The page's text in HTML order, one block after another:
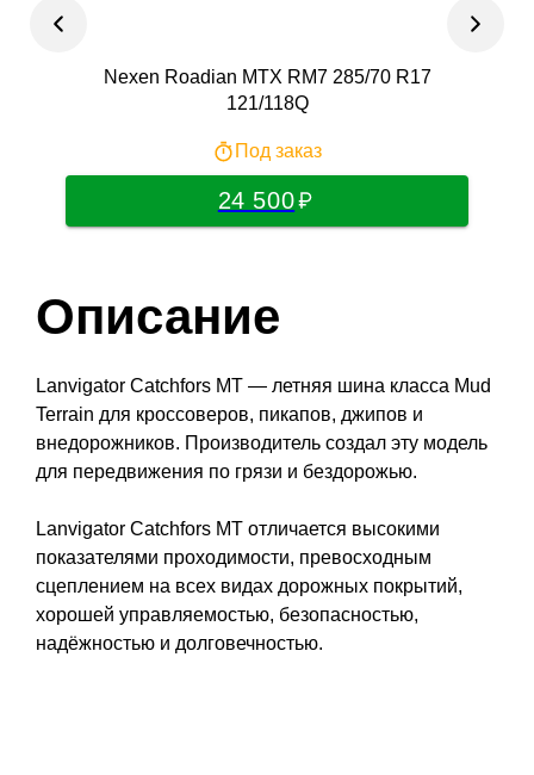
Nexen Roadian MTX RM7 285/70 R17
121/118Q
Под заказ
24 500
Описание
Lanvigator Catchfors MT — летняя шина класса Mud
Terrain для кроссоверов, пикапов, джипов и
внедорожников. Производитель создал эту модель
для передвижения по грязи и бездорожью.
Lanvigator Catchfors MT отличается высокими
показателями проходимости, превосходным
сцеплением на всех видах дорожных покрытий,
хорошей управляемостью, безопасностью,
надёжностью и долговечностью.